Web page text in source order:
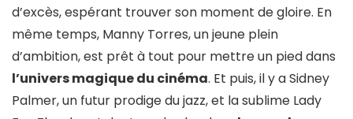
d’excès, espérant trouver son moment de gloire. En
même temps, Manny Torres, un jeune plein
d’ambition, est prêt à tout pour mettre un pied dans
l’univers magique du cinéma. Et puis, il y a Sidney
Palmer, un futur prodige du jazz, et la sublime Lady